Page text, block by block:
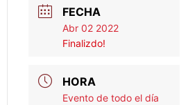
FECHA
Abr 02 2022
Finalizdo!
HORA
Evento de todo el día